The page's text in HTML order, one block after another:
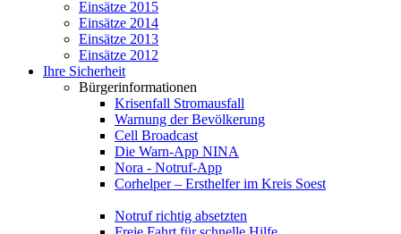
Einsätze 2015
Einsätze 2014
Einsätze 2013
Einsätze 2012
Ihre Sicherheit
Bürgerinformationen
Krisenfall Stromausfall
Warnung der Bevölkerung
Cell Broadcast
Die Warn-App NINA
Nora - Notruf-App
Corhelper – Ersthelfer im Kreis Soest
Notruf richtig absetzten